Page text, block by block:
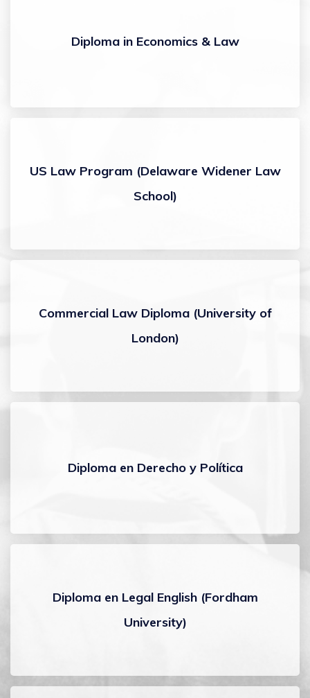
Diploma in Economics & Law
US Law Program (Delaware Widener Law
School)
Commercial Law Diploma (University of
London)
Diploma en Derecho y Política
Diploma en Legal English (Fordham
University)